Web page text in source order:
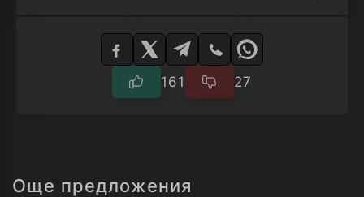
Изберете
161 27
Още предложения